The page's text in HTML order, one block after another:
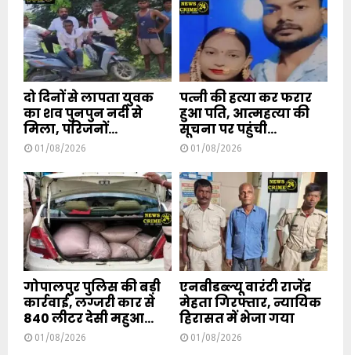
दो दिनों से लापता युवक
का शव पुनपुन नदी से
मिला, परिजनों...
01/08/2026
पत्नी की हत्या कर फरार
हुआ पति, आत्महत्या की
सूचना पर पहुंची...
01/08/2026
गोपालपुर पुलिस की बड़ी
कार्रवाई, लग्जरी कार से
840 लीटर देसी महुआ...
01/08/2026
एनबीडब्ल्यू वारंटी राजेंद्र
मेहता गिरफ्तार, न्यायिक
हिरासत में भेजा गया
01/08/2026